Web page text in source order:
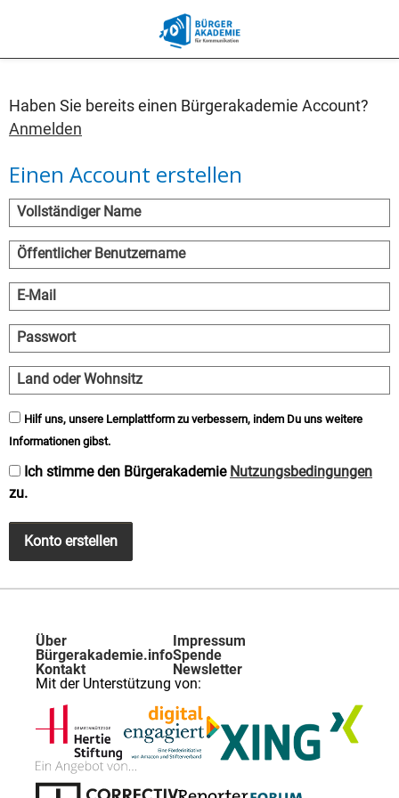
Haben Sie bereits einen Bürgerakademie Account?
Anmelden
Einen Account erstellen
Vollständiger Name
Öffentlicher Benutzername
E-Mail
Passwort
Land oder Wohnsitz
Hilf uns, unsere Lernplattform zu verbessern, indem Du uns weitere
Informationen gibst.
Ich stimme den Bürgerakademie Nutzungsbedingungen
zu.
Konto erstellen
Über
Bürgerakademie.info
Kontakt
Impressum
Spende
Newsletter
Mit der Unterstützung von: